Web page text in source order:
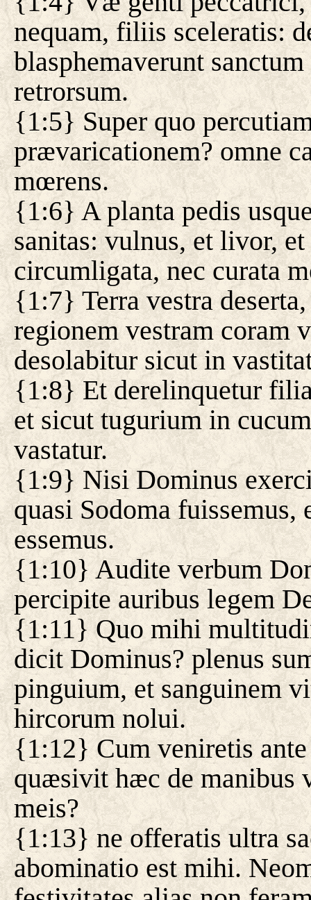
nequam, filiis sceleratis:
blasphemaverunt
retrorsum.
{1:5} Super quo
prævaricationem? omne
mœrens.
{1:6} A planta pedis
sanitas: vulnus, et livor,
circumligata, nec curata
{1:7} Terra vestra
regionem vestram coram
desolabitur sicut in
{1:8} Et derelinquetur
et sicut tugurium in
vastatur.
{1:9} Nisi Dominus
quasi Sodoma
essemus.
{1:10} Audite verbum
percipite auribus legem
{1:11} Quo mihi
dicit Dominus? plenus
pinguium, et sanguinem
hircorum nolui.
{1:12} Cum veniretis
quæsivit hæc de manibus
meis?
{1:13} ne offeratis ultra
abominatio est mihi.